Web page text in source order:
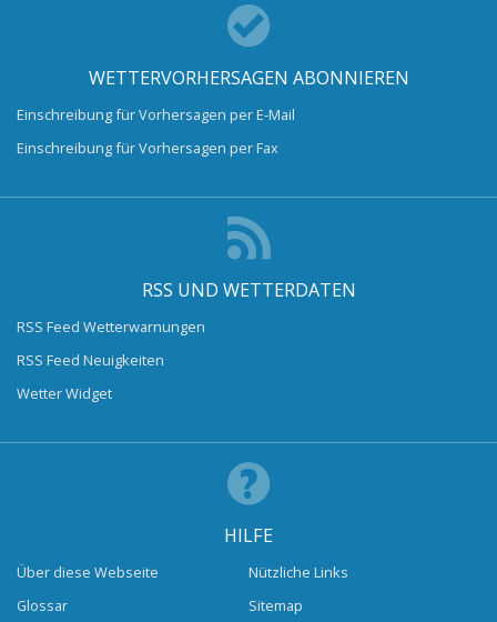
WETTERVORHERSAGEN ABONNIEREN
Einschreibung für Vorhersagen per E-Mail
Einschreibung für Vorhersagen per Fax
RSS UND WETTERDATEN
RSS Feed Wetterwarnungen
RSS Feed Neuigkeiten
Wetter Widget
HILFE
Über diese Webseite
Glossar
Nützliche Links
Sitemap